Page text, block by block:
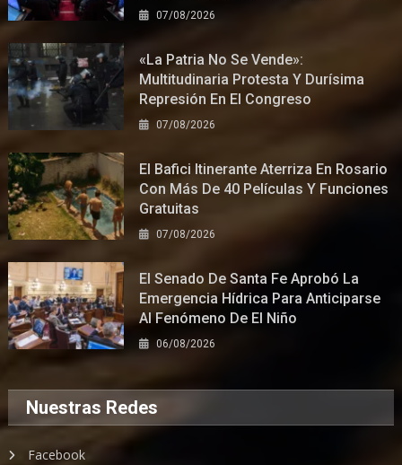
07/08/2026
«La Patria No Se Vende»:
Multitudinaria Protesta Y Durísima
Represión En El Congreso
07/08/2026
El Bafici Itinerante Aterriza En Rosario
Con Más De 40 Películas Y Funciones
Gratuitas
07/08/2026
El Senado De Santa Fe Aprobó La
Emergencia Hídrica Para Anticiparse
Al Fenómeno De El Niño
06/08/2026
Nuestras Redes
Facebook